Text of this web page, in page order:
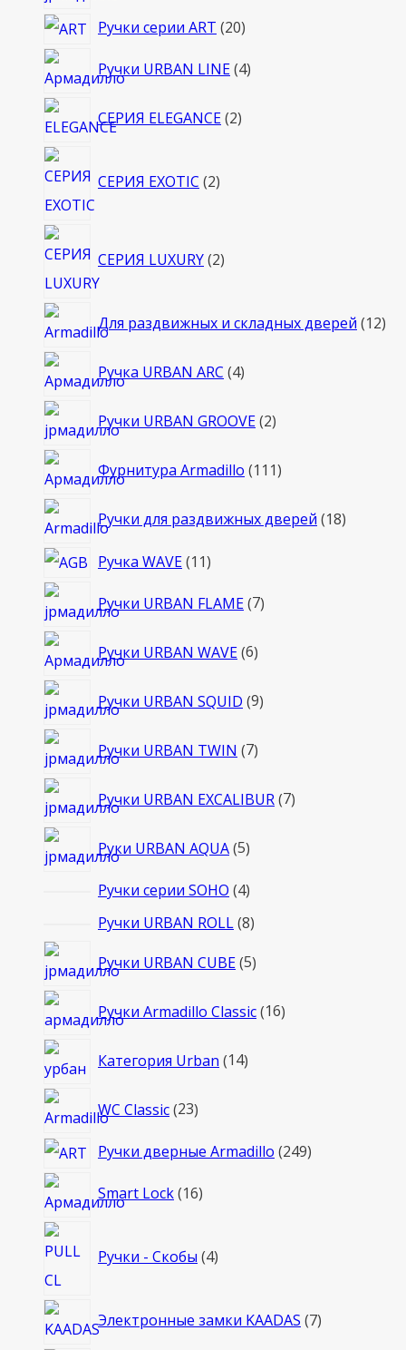
Ручки серии ART 2020
Ручки URBAN LINE 44
СЕРИЯ ELEGANCE 22
СЕРИЯ EXOTIC 2товара
СЕРИЯ LUXURY 2товара
Для раздвижных и складных дверей 1212
Ручка URBAN ARC 44
Ручки URBAN GROOVE 22
Фурнитура Armadillo 111111
Ручки для раздвижных дверей 1818
Ручка WAVE 1111
Ручки URBAN FLAME 77
Ручки URBAN WAVE 66
Ручки URBAN SQUID 99
Ручки URBAN TWIN 77
Ручки URBAN EXCALIBUR 77
Руки URBAN AQUA 55
Ручки серии SOHO 44
товара
Ручки URBAN ROLL 88
Ручки URBAN CUBE 55
Ручки Armadillo Classic 1616
Категория Urban 1414
WC Classic 2323
Ручки дверные Armadillo 249249
Smart Lock 1616
Ручки - Скобы 4товара
Электронные замки KAADAS 77